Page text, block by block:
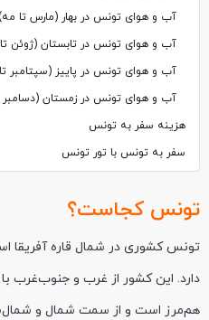
آب و هوای تونس در بهار (مارس تا
آب و هوای تونس در تابستان (ژوئن
آب و هوای تونس در پاییز (سپتامبر تا
آب و هوای تونس در زمستان (دسامبر
هزینه سفر به تونس
سفر به تونس با تور تونس
تونس کجاست؟
تونس کشوری در شمال قاره آفریقا
دارد. این کشور از غرب و جنوب‌غرب با
هم‌مرز است و از سمت شمال و